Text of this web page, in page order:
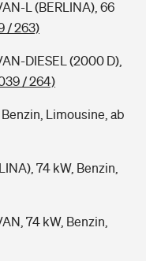
L (BERLINA), 66
/ 263)
DIESEL (2000 D),
/ 264)
Limousine, ab
74 kW, Benzin,
74 kW, Benzin,